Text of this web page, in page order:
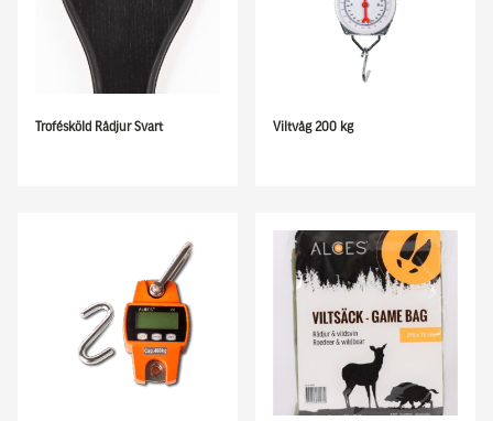
Trofésköld Rådjur Svart Viltvåg 200 kg